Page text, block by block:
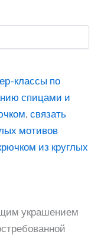
классы по
спицами и
, связать
мотивов
из круглых
украшением